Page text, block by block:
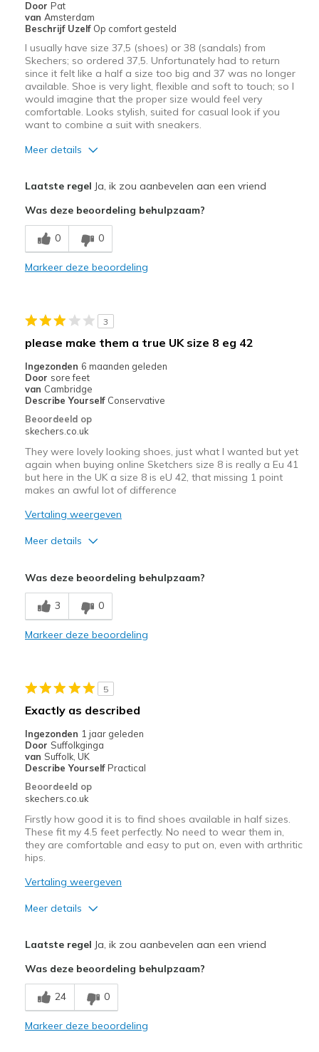
Going Out
Width
Feels true to width
Sizing
Feels true to size
View On Shoes
Shoes are for Wearing
Door Pat
van Amsterdam
Beschrijf Uzelf Op comfort gesteld
I usually have size 37,5 (shoes) or 38 (sandals) from
Skechers; so ordered 37,5. Unfortunately had to return
since it felt like a half a size too big and 37 was no longer
available. Shoe is very light, flexible and soft to touch; so I
would imagine that the proper size would feel very
comfortable. Looks stylish, suited for casual look if you
want to combine a suit with sneakers.
Meer details
Leuk model
Lichtgewicht
Om te werken
Breedte
Lijkt goed van breedte
Maat
View On Shoes
Ik ben echt dol op schoenen
Laatste regel Ja, ik zou aanbevelen aan een vriend
Was deze beoordeling behulpzaam?
0 0
Markeer deze beoordeling
3
please make them a true UK size 8 eg 42
Ingezonden 6 maanden geleden
Door sore feet
van Cambridge
Describe Yourself Conservative
Beoordeeld op
skechers.co.uk
They were lovely looking shoes, just what I wanted but yet
again when buying online Sketchers size 8 is really a Eu 41
but here in the UK a size 8 is eU 42, that missing 1 point
makes an awful lot of difference
Vertaling weergeven
Meer details
Stylish
Was deze beoordeling behulpzaam?
3 0
Markeer deze beoordeling
5
Exactly as described
Ingezonden 1 jaar geleden
Door Suffolkginga
van Suffolk, UK
Describe Yourself Practical
Beoordeeld op
skechers.co.uk
Firstly how good it is to find shoes available in half sizes.
These fit my 4.5 feet perfectly. No need to wear them in,
they are comfortable and easy to put on, even with arthritic
hips.
Vertaling weergeven
Meer details
Durable
Beste toepassingen
Casual Wear
Laatste regel Ja, ik zou aanbevelen aan een vriend
Was deze beoordeling behulpzaam?
24 0
Markeer deze beoordeling